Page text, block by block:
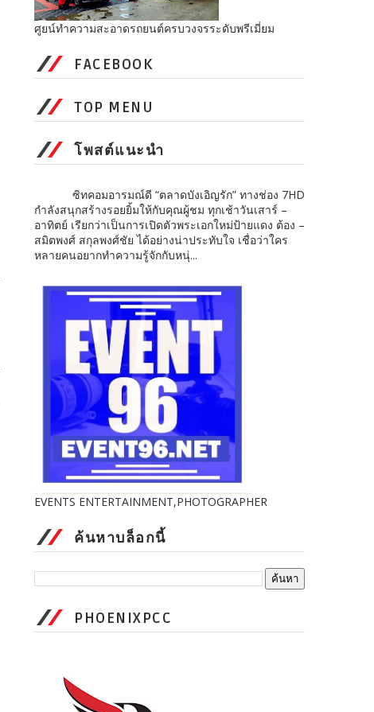
ศูยน์ทำความสะอาดรถยนต์ครบวงจรระดับพรีเมี่ยม
FACEBOOK
TOP MENU
โพสต์แนะนำ
ซิทคอมอารมณ์ดี “ตลาดบังเอิญรัก” ทางช่อง 7HD
กำลังสนุกสร้างรอยยิ้มให้กับคุณผู้ชม ทุกเช้าวันเสาร์ –
อาทิตย์ เรียกว่าเป็นการเปิดตัวพระเอกใหม่ป้ายแดง ต้อง –
สมิตพงศ์ สกุลพงศ์ชัย ได้อย่างน่าประทับใจ เชื่อว่าใคร
หลายคนอยากทำความรู้จักกับหนุ่...
EVENTS ENTERTAINMENT,PHOTOGRAPHER
ค้นหาบล็อกนี้
PHOENIXPCC